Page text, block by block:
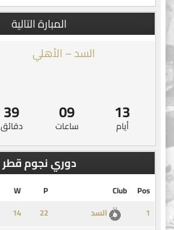
المبارة التالية
السد – الأهلي
13
أيام
09
ساعات
39
دقائق
دوري نجوم قطر
Pos
Club
P
W
1
السد ‏22
14